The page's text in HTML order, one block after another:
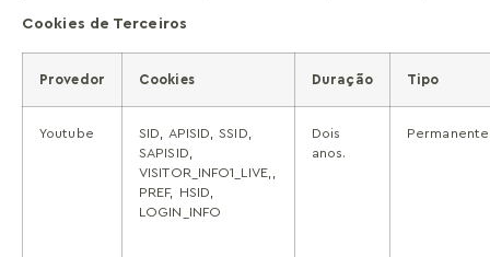
Cookies de Terceiros
Provedor Cookies Duração Tipo
Youtube
SID, APISID, SSID,
SAPISID,
VISITOR_INFO1_LIVE,,
PREF, HSID,
LOGIN_INFO
Dois
anos.
Permanente